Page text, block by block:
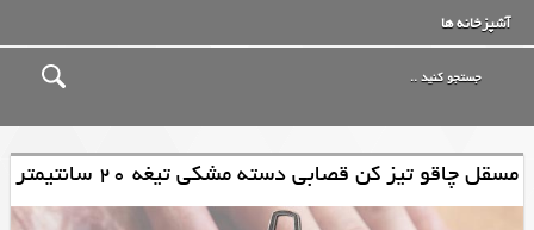
آشپزخانه ها
مسقل چاقو تیز کن قصابی دسته مشکی تیغه 20 سانتیمتر